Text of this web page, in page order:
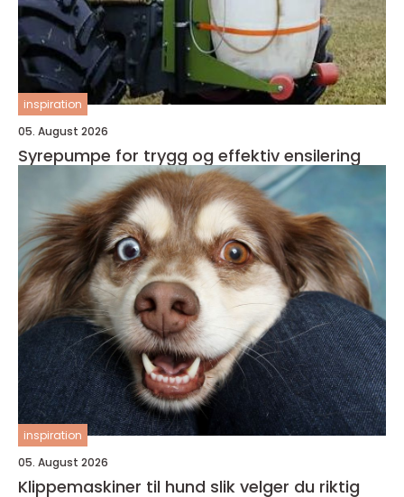
inspiration
05. August 2026
Syrepumpe for trygg og effektiv ensilering
inspiration
05. August 2026
Klippemaskiner til hund slik velger du riktig